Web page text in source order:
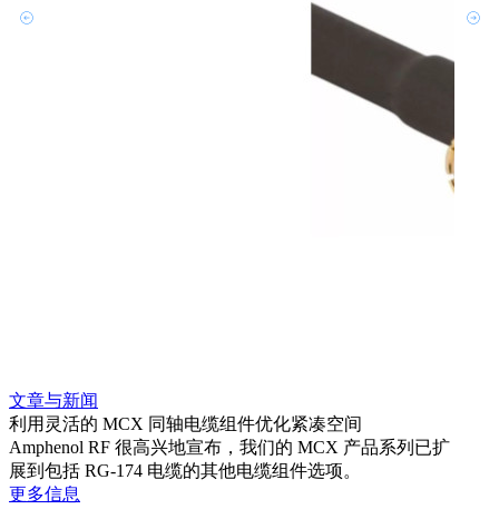
文章与新闻
利用灵活的 MCX 同轴电缆组件优化紧凑空间
Amphenol RF 很高兴地宣布，我们的 MCX 产品系列已扩
展到包括 RG-174 电缆的其他电缆组件选项。
更多信息